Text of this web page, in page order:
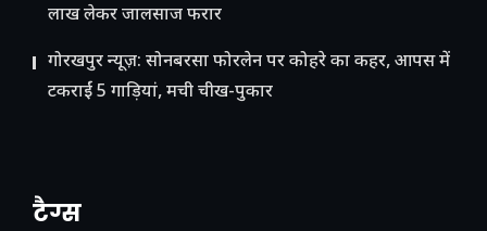
लाख लेकर जालसाज फरार
गोरखपुर न्यूज़: सोनबरसा फोरलेन पर कोहरे का कहर, आपस में
टकराईं 5 गाड़ियां, मची चीख-पुकार
टैग्स